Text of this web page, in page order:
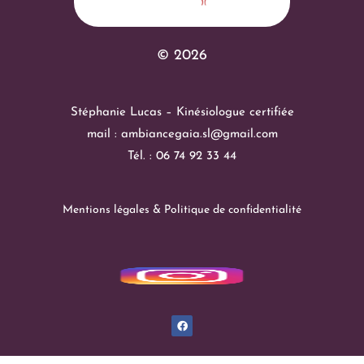
© 2026
Stéphanie Lucas – Kinésiologue certifiée
mail : ambiancegaia.sl@gmail.com
Tél. : 06 74 92 33 44
Mentions légales & Politique de confidentialité